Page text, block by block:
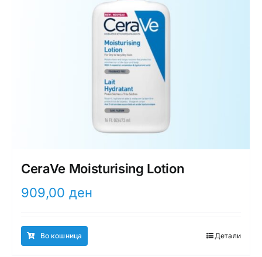
CeraVe Moisturising Lotion
909,00 ден
Во кошница Детали